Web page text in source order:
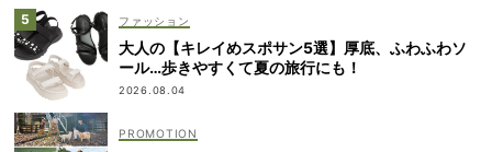
ファッション
大人の【キレイめスポサン5選】厚底、ふわふわソ
ール…歩きやすくて夏の旅行にも！
2026.08.04